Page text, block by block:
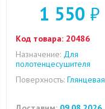
1 550 ₽
Код товара: 20486
Назначение: Для
полотенцесушителя
Поверхность: Глянцевая